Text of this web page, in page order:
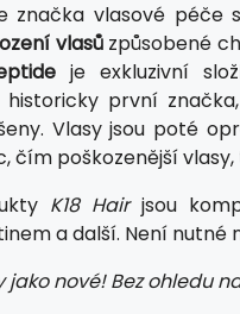
značka vlasové péče
vlasůzpůsobené
je exkluzivní
první
Vlasy jsou poté
čím poškozenější
K18 Hairjsou
a další. Není nutné
jako nové! Bez ohledu